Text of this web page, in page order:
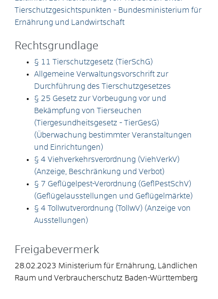
Tierschutzgesichtspunkten - Bundesministerium für
Ernährung und Landwirtschaft
Rechtsgrundlage
§ 11 Tierschutzgesetz (TierSchG)
Allgemeine Verwaltungsvorschrift zur
Durchführung des Tierschutzgesetzes
§ 25 Gesetz zur Vorbeugung vor und
Bekämpfung von Tierseuchen
(Tiergesundheitsgesetz - TierGesG)
(Überwachung bestimmter Veranstaltungen
und Einrichtungen)
§ 4 Viehverkehrsverordnung (ViehVerkV)
(Anzeige, Beschränkung und Verbot)
§ 7 Geflügelpest-Verordnung (GeflPestSchV)
(Geflügelausstellungen und Geflügelmärkte)
§ 4 Tollwutverordnung (TollwV) (Anzeige von
Ausstellungen)
Freigabevermerk
28.02.2023 Ministerium für Ernährung, Ländlichen
Raum und Verbraucherschutz Baden-Württemberg